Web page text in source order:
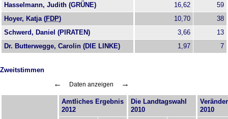
Hasselmann, Judith (GRÜNE) 16,62
59
Hoyer, Katja (FDP) 10,70
38
Schwerd, Daniel (PIRATEN) 3,66
13
Dr. Butterwegge, Carolin (DIE LINKE)
1,97 7
Zweitstimmen
← Daten anzeigen →
Amtliches Ergebnis
2012
Die Landtagswahl
2010
2010